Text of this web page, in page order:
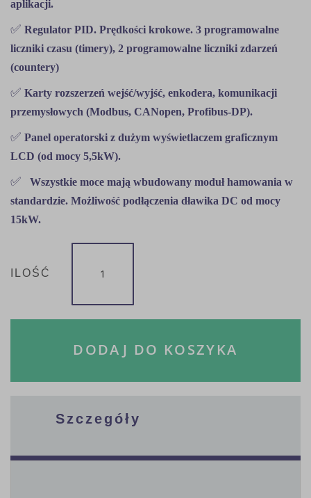
aplikacji.
✅ Regulator PID. Prędkości krokowe. 3 programowalne
liczniki czasu (timery), 2 programowalne liczniki zdarzeń
(countery)
✅ Karty rozszerzeń wejść/wyjść, enkodera, komunikacji
przemysłowych (Modbus, CANopen, Profibus-DP).
✅ Panel operatorski z dużym wyświetlaczem graficznym
LCD (od mocy 5,5kW).
✅
Wszystkie moce mają wbudowany moduł hamowania w
standardzie. Możliwość podłączenia dławika DC od mocy
15kW.
ILOŚĆ
DODAJ DO KOSZYKA
Szczegóły